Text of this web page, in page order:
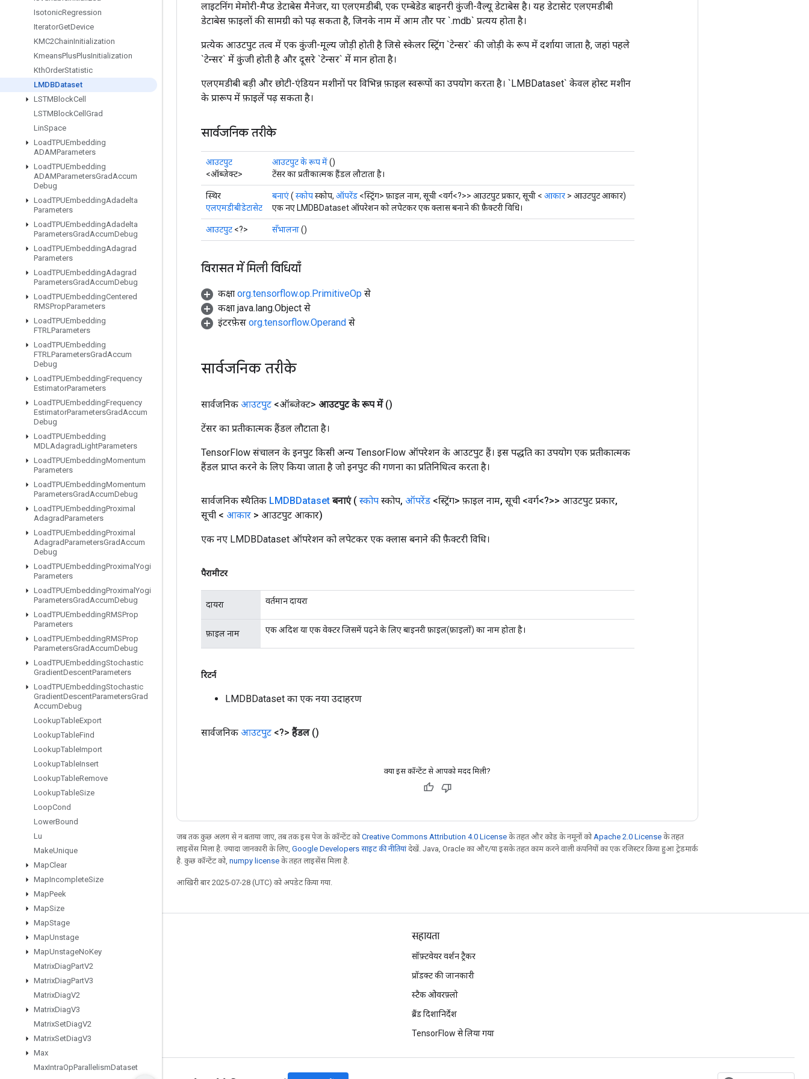
IsotonicRegression
IteratorGetDevice
KMC2ChainInitialization
KmeansPlusPlusInitialization
KthOrderStatistic
LMDBDataset
LSTMBlockCell
LSTMBlockCell Grad
LinSpace
LoadTPUEmbedding
ADAMParameters
LoadTPUEmbedding
ADAMParametersGradAccum
Debug
LoadTPUEmbeddingAdadelta
Parameters
LoadTPUEmbeddingAdadelta
ParametersGradAccumDebug
LoadTPUEmbeddingAdagrad
Parameters
LoadTPUEmbeddingAdagrad
ParametersGradAccumDebug
LoadTPUEmbeddingCentered
RMSPropParameters
LoadTPUEmbedding
FTRLParameters
LoadTPUEmbedding
FTRLParametersGradAccum
Debug
LoadTPUEmbeddingFrequency
EstimatorParameters
LoadTPUEmbeddingFrequency
EstimatorParametersGradAccum
Debug
LoadTPUEmbedding
MDLAdagradLightParameters
LoadTPUEmbeddingMomentum
Parameters
LoadTPUEmbeddingMomentum
ParametersGradAccumDebug
LoadTPUEmbeddingProximal
AdagradParameters
LoadTPUEmbeddingProximal
AdagradParametersGradAccum
Debug
LoadTPUEmbeddingProximal Yogi
Parameters
LoadTPUEmbeddingProximal Yogi
ParametersGradAccumDebug
LoadTPUEmbeddingRMSProp
Parameters
LoadTPUEmbeddingRMSProp
ParametersGradAccumDebug
LoadTPUEmbeddingStochastic
GradientDescentParameters
LoadTPUEmbeddingStochastic
GradientDescentParametersGrad
AccumDebug
LookupTableExport
LookupTableFind
LookupTableImport
LookupTableInsert
LookupTableRemove
LookupTableSize
LoopCond
LowerBound
Lu
MakeUnique
MapClear
MapIncompleteSize
MapPeek
MapSize
MapStage
MapUnstage
MapUnstageNoKey
MatrixDiagPartV2
MatrixDiagPartV3
MatrixDiagV2
MatrixDiagV3
MatrixSetDiagV2
MatrixSetDiagV3
Max
MaxIntraOpParallelismDataset
लाइटनिंग मेमोरी-मैप्ड डेटाबेस मैनेजर, या एलएमडीबी, एक एम्बेडेड बाइनरी कुंजी-वैल्यू डेटाबेस है। यह डेटासेट एलएमडीबी
डेटाबेस फ़ाइलों की सामग्री को पढ़ सकता है, जिनके नाम में आम तौर पर `.mdb` प्रत्यय होता है।
प्रत्येक आउटपुट तत्व में एक कुंजी-मूल्य जोड़ी होती है जिसे स्केलर स्ट्रिंग `टेन्सर` की जोड़ी के रूप में दर्शाया जाता है, जहां पहले
`टेन्सर` में कुंजी होती है और दूसरे `टेन्सर` में मान होता है।
एलएमडीबी बड़ी और छोटी-एंडियन मशीनों पर विभिन्न फ़ाइल स्वरूपों का उपयोग करता है। `LMBDataset` केवल होस्ट मशीन
के प्रारूप में फ़ाइलें पढ़ सकता है।
सार्वजनिक तरीके
आउटपुट
<ऑब्जेक्ट>
आउटपुट के रूप में()
टेंसर का प्रतीकात्मक हैंडल लौटाता है।
स्थिर
एलएमडीबीडेटासेट
बनाएं( स्कोपस्कोप, ऑपरेंड <स्ट्रिंग> फ़ाइल नाम, सूची <वर्ग<?>> आउटपुट प्रकार, सूची < आकार > आउटपुट आकार)
एक नए LMDBDataset ऑपरेशन को लपेटकर एक क्लास बनाने की फ़ैक्टरी विधि।
आउटपुट <?> सँभालना()
विरासत में मिली विधियाँ
कक्षा org.tensorflow.op.PrimitiveOp से
कक्षा java.lang.Object से
इंटरफ़ेस org.tensorflow.Operand से
सार्वजनिक तरीके
सार्वजनिक आउटपुट <ऑब्जेक्ट> आउटपुट के रूप में ()
टेंसर का प्रतीकात्मक हैंडल लौटाता है।
TensorFlow संचालन के इनपुट किसी अन्य TensorFlow ऑपरेशन के आउटपुट हैं। इस पद्धति का उपयोग एक प्रतीकात्मक
हैंडल प्राप्त करने के लिए किया जाता है जो इनपुट की गणना का प्रतिनिधित्व करता है।
सार्वजनिक स्थैतिक LMDBDataset बनाएं ( स्कोप स्कोप, ऑपरेंड <स्ट्रिंग> फ़ाइल नाम, सूची <वर्ग<?>> आउटपुट प्रकार,
सूची < आकार > आउटपुट आकार)
एक नए LMDBDataset ऑपरेशन को लपेटकर एक क्लास बनाने की फ़ैक्टरी विधि।
पैरामीटर
दायरा वर्तमान दायरा
फ़ाइल नाम एक अदिश या एक वेक्टर जिसमें पढ़ने के लिए बाइनरी फ़ाइल(फ़ाइलों) का नाम होता है।
रिटर्न
LMDBDataset का एक नया उदाहरण
सार्वजनिक आउटपुट <?> हैंडल ()
क्या इस कॉन्टेंट से आपको मदद मिली?
जब तक कुछ अलग से न बताया जाए, तब तक इस पेज के कॉन्टेंट कोCreative Commons Attribution 4.0 License के तहत और कोड के नमूनों को Apache 2.0 License के तहत
लाइसेंस मिला है. ज़्यादा जानकारी के लिए, Google Developers साइट की नीतियांदेखें. Java, Oracle का और/या इसके तहत काम करने वाली कंपनियों का एक रजिस्टर किया हुआ ट्रेडमार्क
है. कुछ कॉन्टेंट को, numpy license के तहत लाइसेंस मिला है.
आखिरी बार 2025-07-28 (UTC) को अपडेट किया गया.
जुड़े रहें
ब्लॉग
GitHub
Twitter
सहायता
सॉफ़्टवेयर वर्शन ट्रैकर
प्रॉडक्ट की जानकारी
स्टैक ओवरफ़्लो
ब्रैंड दिशानिर्देश
TensorFlow से लिया गया